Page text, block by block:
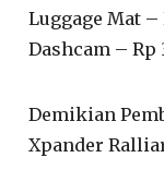
Luggage Mat –
Dashcam – Rp
Demikian
Xpander